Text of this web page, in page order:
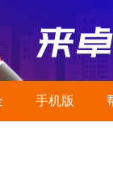
手机版